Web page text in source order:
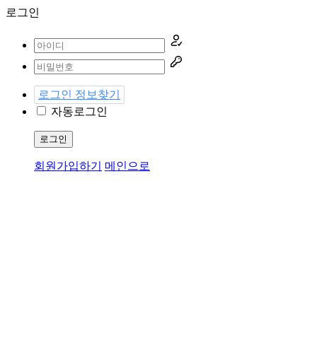
로그인
로그인 정보찾기
자동로그인
로그인
회원가입하기 메인으로